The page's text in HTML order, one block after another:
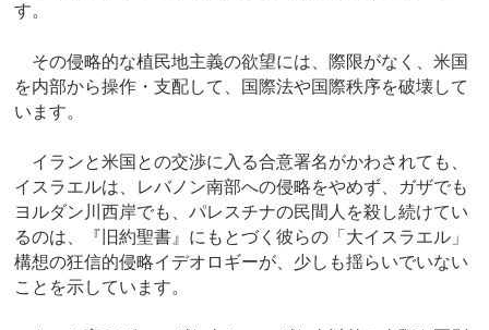
す。
その侵略的な植民地主義の欲望には、際限がなく、米国
を内部から操作・支配して、国際法や国際秩序を破壊して
います。
イランと米国との交渉に入る合意署名がかわされても、
イスラエルは、レバノン南部への侵略をやめず、ガザでも
ヨルダン川西岸でも、パレスチナの民間人を殺し続けてい
るのは、『旧約聖書』にもとづく彼らの「大イスラエル」
構想の狂信的侵略イデオロギーが、少しも揺らいでいない
ことを示しています。